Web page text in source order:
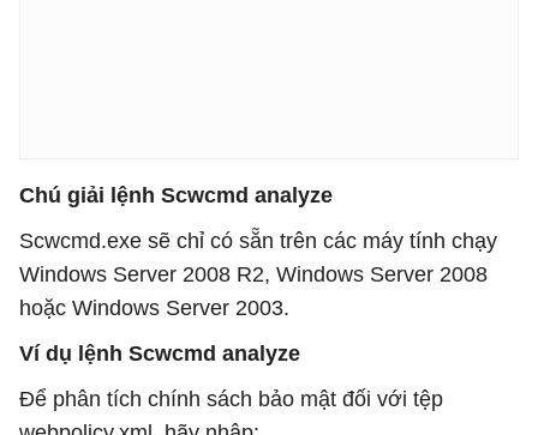
Chú giải lệnh Scwcmd analyze
Scwcmd.exe sẽ chỉ có sẵn trên các máy tính chạy
Windows Server 2008 R2, Windows Server 2008
hoặc Windows Server 2003.
Ví dụ lệnh Scwcmd analyze
Để phân tích chính sách bảo mật đối với tệp